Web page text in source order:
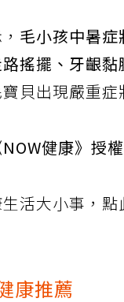
毛小孩中暑
搖擺、牙齦
貝出現嚴重症
健康》授
活大小事，點